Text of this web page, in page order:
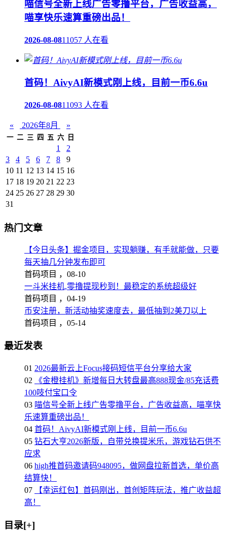
喵信号全新上线广告零撸平台，广告收益高，
喵享快乐速算重磅出品！
2026-08-0811057 人在看
首码！AivyAI新模式刚上线，目前一币6.6u
2026-08-0811093 人在看
« 2026年8月 »
一 二 三 四 五 六 日
1
2
3
4 5 6 7 8
9
10 11 12 13 14 15 16
17 18 19 20 21 22 23
24 25 26 27 28 29 30
31
热门文章
【今日头条】掘金项目，实现躺赚，有手就能做，只要
每天抽几分钟发布即可
首码项目 ， 08-10
一斗米挂机,零撸提现秒到！最稳定的系统超级好
首码项目 ， 04-19
币安注册，新活动抽奖速度去，最低抽到2美刀以上
首码项目 ， 05-14
最近发表
01 2026最新云上Focus接码短信平台分享给大家
02
《金橙挂机》新增每日大转盘最高888现金/85充话费
100吱付宝口令
03 喵信号全新上线广告零撸平台，广告收益高，喵享快
乐速算重磅出品！
04 首码！AivyAI新模式刚上线，目前一币6.6u
05 钻石大亨2026新版，自带兑换提米乐，游戏钻石供不
应求
06 high推首码邀请码948095，做网盘拉新首选，单价高
结算快！
07
【幸运红包】首码刚出，首创矩阵玩法，推广收益超
高！
目录[+]